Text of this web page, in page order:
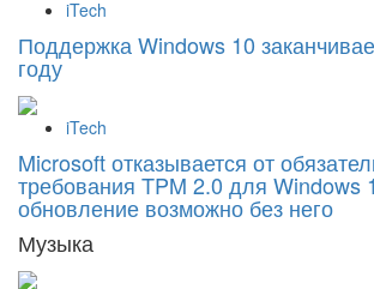
iTech
Поддержка Windows 10
году
iTech
Microsoft отказывается от
требования TPM 2.0 для Windows
обновление возможно без него
Музыка